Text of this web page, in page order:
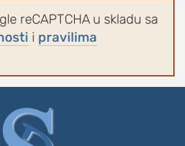
reCAPTCHA u skladu sa
i pravilima